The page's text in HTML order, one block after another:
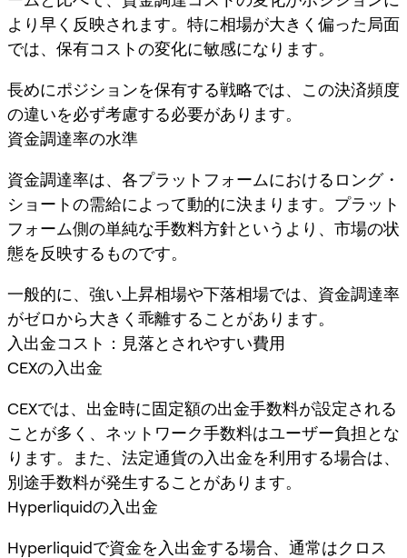
より早く反映されます。特に相場が大きく偏った局面
では、保有コストの変化に敏感になります。
長めにポジションを保有する戦略では、この決済頻度
の違いを必ず考慮する必要があります。
資金調達率の水準
資金調達率は、各プラットフォームにおけるロング・
ショートの需給によって動的に決まります。プラット
フォーム側の単純な手数料方針というより、市場の状
態を反映するものです。
一般的に、強い上昇相場や下落相場では、資金調達率
がゼロから大きく乖離することがあります。
入出金コスト：見落とされやすい費用
CEXの入出金
CEXでは、出金時に固定額の出金手数料が設定される
ことが多く、ネットワーク手数料はユーザー負担とな
ります。また、法定通貨の入出金を利用する場合は、
別途手数料が発生することがあります。
Hyperliquidの入出金
Hyperliquidで資金を入出金する場合、通常はクロス